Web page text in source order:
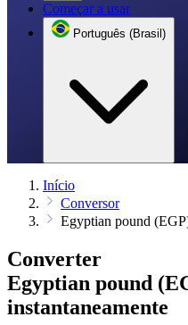
Começar a usar
Português (Brasil)
Início
Conversor
Egyptian pound
Converter
Egyptian pound
instantaneamente